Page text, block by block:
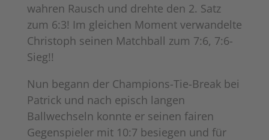
wahren Rausch und drehte den 2. Satz
zum 6:3! Im gleichen Moment verwandelte
Christoph seinen Matchball zum 7:6, 7:6-
Sieg!!
Nun begann der Champions-Tie-Break bei
Patrick und nach episch langen
Ballwechseln konnte er seinen fairen
Gegenspieler mit 10:7 besiegen und für